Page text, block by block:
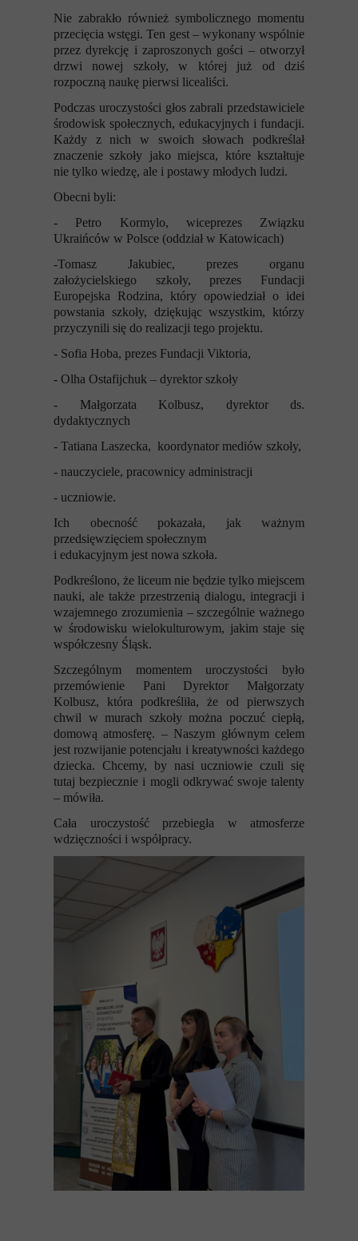
Nie zabrakło również symbolicznego momentu
przecięcia wstęgi. Ten gest – wykonany wspólnie
przez dyrekcję i zaproszonych gości – otworzył
drzwi nowej szkoły, w której już od dziś
rozpoczną naukę pierwsi licealiści.
Podczas uroczystości głos zabrali przedstawiciele
środowisk społecznych, edukacyjnych i fundacji.
Każdy z nich w swoich słowach podkreślał
znaczenie szkoły jako miejsca, które kształtuje
nie tylko wiedzę, ale i postawy młodych ludzi.
Obecni byli:
- Petro Kormylo, wiceprezes Związku
Ukraińców w Polsce (oddział w Katowicach)
-Tomasz Jakubiec, prezes organu
założycielskiego szkoły, prezes Fundacji
Europejska Rodzina, który opowiedział o idei
powstania szkoły, dziękując wszystkim, którzy
przyczynili się do realizacji tego projektu.
- Sofia Hoba, prezes Fundacji Viktoria,
- Olha Ostafijchuk – dyrektor szkoły
- Małgorzata Kolbusz, dyrektor ds.
dydaktycznych
- Tatiana Laszecka, koordynator mediów szkoły,
- nauczyciele, pracownicy administracji
- uczniowie.
Ich obecność pokazała, jak ważnym
przedsięwzięciem społecznym
i edukacyjnym jest nowa szkoła.
Podkreślono, że liceum nie będzie tylko miejscem
nauki, ale także przestrzenią dialogu, integracji i
wzajemnego zrozumienia – szczególnie ważnego
w środowisku wielokulturowym, jakim staje się
współczesny Śląsk.
Szczególnym momentem uroczystości było
przemówienie Pani Dyrektor Małgorzaty
Kolbusz, która podkreśliła, że od pierwszych
chwil w murach szkoły można poczuć ciepłą,
domową atmosferę. – Naszym głównym celem
jest rozwijanie potencjału i kreatywności każdego
dziecka. Chcemy, by nasi uczniowie czuli się
tutaj bezpiecznie i mogli odkrywać swoje talenty
– mówiła.
Cała uroczystość przebiegła w atmosferze
wdzięczności i współpracy.